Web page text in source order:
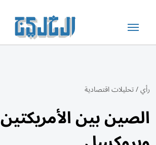
رأي/تحليلات اقتصادية
الصين بين الأمريكتين